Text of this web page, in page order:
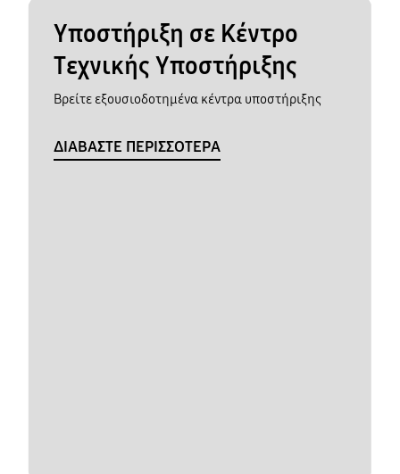
Υποστήριξη σε Κέντρο
Τεχνικής Υποστήριξης
Βρείτε εξουσιοδοτημένα κέντρα υποστήριξης
ΔΙΑΒΑΣΤΕ ΠΕΡΙΣΣΟΤΕΡΑ